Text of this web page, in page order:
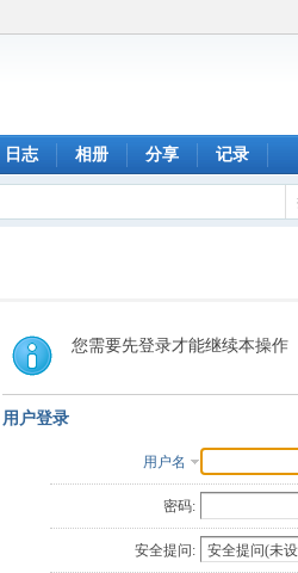
日志 相册 分享 记录
您需要先登录才能继续本操作
用户登录
用户名
密码:
安全提问: